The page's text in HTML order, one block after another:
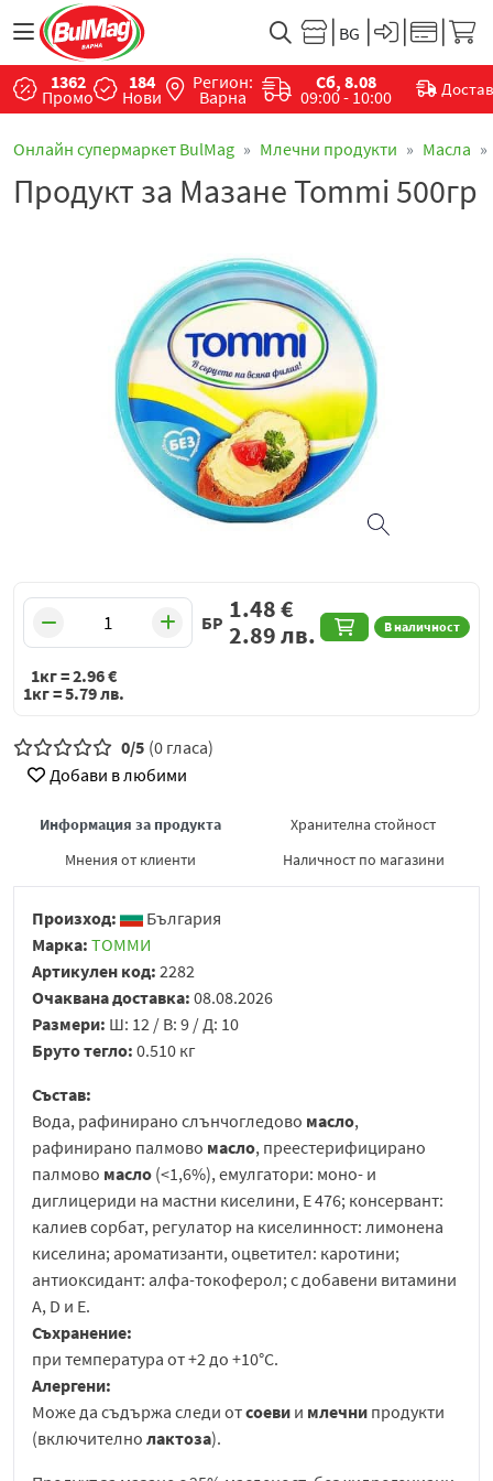
1362
Промо
184
Нови
Регион:
Варна
Сб, 8.08
09:00 - 10:00
Онлайн супермаркет BulMag Млечни продукти Маслa
Продукт за Мазане Tommi 500гр
БР В наличност
1.48€
2.89лв.
1кг =2.96€
1кг =5.79лв.
0/5 (0 гласа)
Добави в любими
Информация за продукта
Хранителна стойност
Мнения от клиенти
Наличност по магазини
Произход:
България
Марка: ТОММИ
Артикулен код: 2282
Очаквана доставка: 08.08.2026
Размери: Ш: 12 / В: 9 / Д: 10
Бруто тегло: 0.510 кг
Състав:
Вода, рафинирано слънчогледово масло,
рафинирано палмово масло, преестерифицирано
палмово масло (<1,6%), емулгатори: моно- и
диглицериди на мастни киселини, E 476; консервант:
калиев сорбат, регулатор на киселинност: лимонена
киселина; ароматизанти, оцветител: каротини;
антиоксидант: алфа-токоферол; с добавени витамини
A, D и E.
Съхранение:
при температура от +2 до +10°C.
Алергени:
Може да съдържа следи отсоеви и млечни продукти
(включително лактоза).